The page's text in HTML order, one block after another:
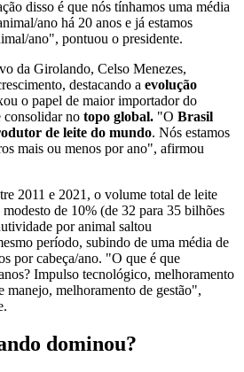
disso é que nós tínhamos uma média
ano há 20 anos e já estamos
ano", pontuou o presidente.
da Girolando, Celso Menezes,
destacando a evolução
o papel de maior importador do
consolidar no topo global. "O Brasil
de leite do mundo. Nós estamos
mais ou menos por ano", afirmou
2011 e 2021, o volume total de leite
de 10% (de 32 para 35 bilhões
por animal saltou
período, subindo de uma média de
por cabeça/ano. "O que é que
Impulso tecnológico, melhoramento
manejo, melhoramento de gestão",
dominou?